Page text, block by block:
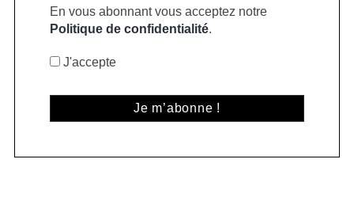
En vous abonnant vous acceptez notre
Politique de confidentialité.
J'accepte